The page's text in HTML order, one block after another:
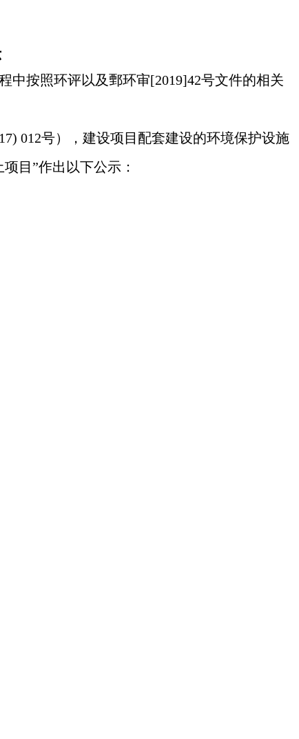
中按照环评以及鄄环审[2019]42号文件的相关
012号），建设项目配套建设的环境保护设施
目 ”作出以下公示：